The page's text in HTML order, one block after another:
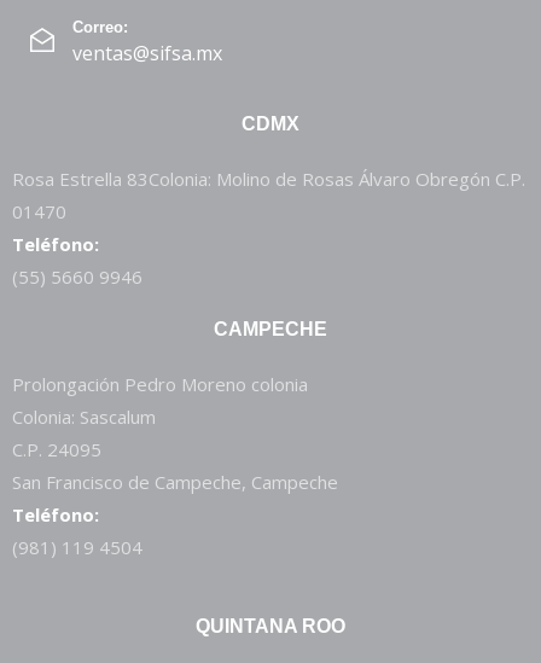
Correo:
ventas@sifsa.mx
CDMX
Rosa Estrella 83Colonia: Molino de Rosas Álvaro Obregón C.P.
01470
Teléfono:
(55) 5660 9946
CAMPECHE
Prolongación Pedro Moreno colonia
Colonia: Sascalum
C.P. 24095
San Francisco de Campeche, Campeche
Teléfono:
(981) 119 4504
QUINTANA ROO